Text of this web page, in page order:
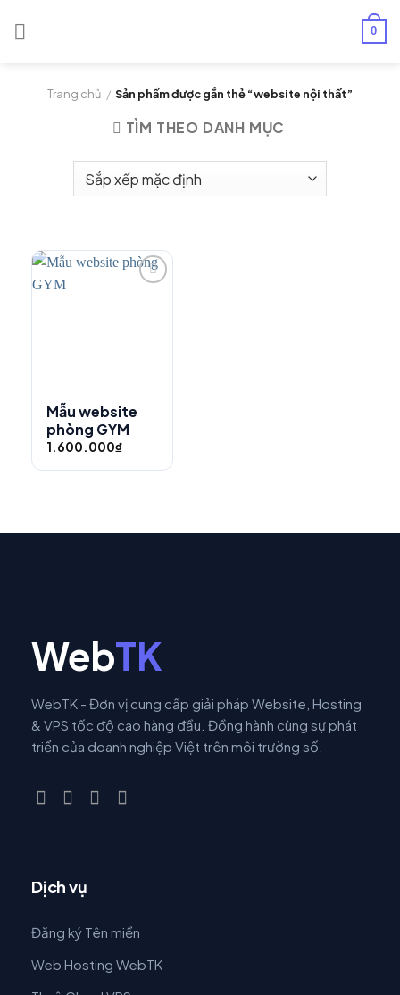
0
Trang chủ / Sản phẩm được gắn thẻ “website nội thất”
TÌM THEO DANH MỤC
Mẫu website
phòng GYM
1.600.000₫
WebTK
WebTK - Đơn vị cung cấp giải pháp Website, Hosting
& VPS tốc độ cao hàng đầu. Đồng hành cùng sự phát
triển của doanh nghiệp Việt trên môi trường số.
Dịch vụ
Đăng ký Tên miền
Web Hosting WebTK